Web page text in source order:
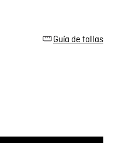
Guía de tallas